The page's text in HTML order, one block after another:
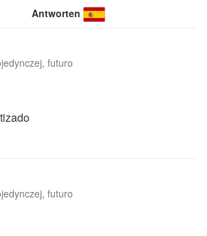
Antworten
futuro
futuro